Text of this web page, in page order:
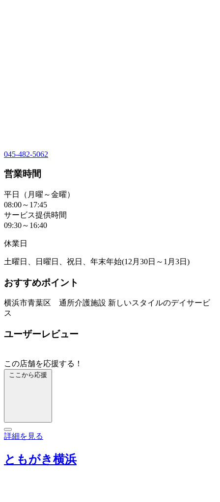
045-482-5062
営業時間
平日（月曜～金曜）
08:00～17:45
サービス提供時間
09:30～16:40
休業日
土曜日、日曜日、祝日、年末年始(12月30日～1月3日)
おすすめポイント
横浜市青葉区 通所介護施設 新しいスタイルのデイサービ
ス
ユーザーレビュー
この店舗を応援する！
ここから応援
詳細を見る
ともがき横浜